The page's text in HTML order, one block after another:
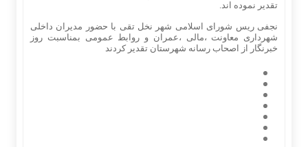
تقدیر نموده اند.
نجفی ریس شورای اسلامی شهر نخل تقی با حضور مدیران داخلی
شهرداری معاونت ،مالی ،عمران و روابط عمومی بمناسبت روز
خبرنگار از اصحاب رسانه شهرستان تقدیر کردند